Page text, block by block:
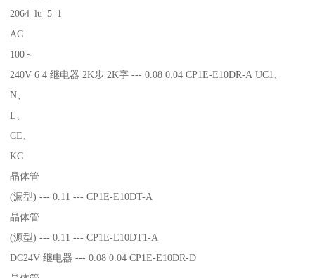
2064_lu_5_1
AC
100～
240V 6 4 继电器 2K步 2K字 --- 0.08 0.04 CP1E-E10DR-A UC1、
N、
L、
CE、
KC
晶体管
(漏型) --- 0.11 --- CP1E-E10DT-A
晶体管
(源型) --- 0.11 --- CP1E-E10DT1-A
DC24V 继电器 --- 0.08 0.04 CP1E-E10DR-D